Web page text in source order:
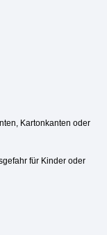
Kartonkanten oder
für Kinder oder